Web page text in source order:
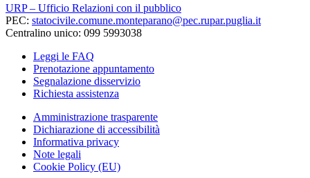
URP – Ufficio Relazioni con il pubblico
PEC: statocivile.comune.monteparano@pec.rupar.puglia.it
Centralino unico: 099 5993038
Leggi le FAQ
Prenotazione appuntamento
Segnalazione disservizio
Richiesta assistenza
Amministrazione trasparente
Dichiarazione di accessibilità
Informativa privacy
Note legali
Cookie Policy (EU)